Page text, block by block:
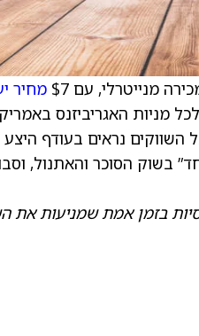
מחיר
מניות האגריביזנס
למחירים ב‑2026, ואומר/ת שכל השווקים נראים
בזמן אמת שמניעות את